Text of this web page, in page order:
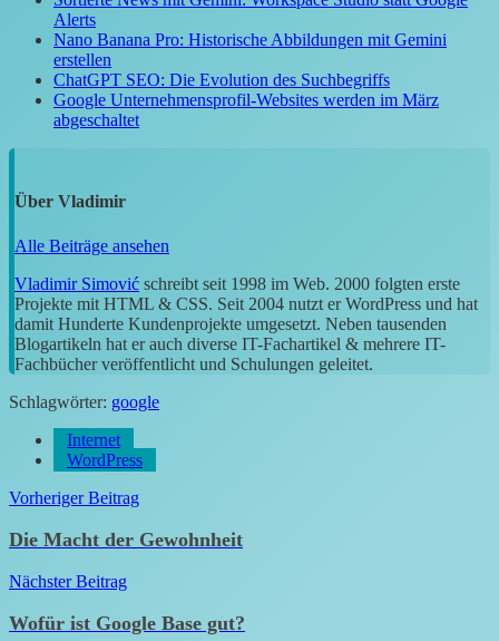
Alerts
Nano Banana Pro: Historische Abbildungen mit Gemini
erstellen
ChatGPT SEO: Die Evolution des Suchbegriffs
Google Unternehmensprofil-Websites werden im März
abgeschaltet
Über Vladimir
Alle Beiträge ansehen
Vladimir Simović schreibt seit 1998 im Web. 2000 folgten erste
Projekte mit HTML & CSS. Seit 2004 nutzt er WordPress und hat
damit Hunderte Kundenprojekte umgesetzt. Neben tausenden
Blogartikeln hat er auch diverse IT-Fachartikel & mehrere IT-
Fachbücher veröffentlicht und Schulungen geleitet.
Schlagwörter: google
Internet
WordPress
Beitragsnavigation
Vorheriger Beitrag
Die Macht der Gewohnheit
Nächster Beitrag
Wofür ist Google Base gut?